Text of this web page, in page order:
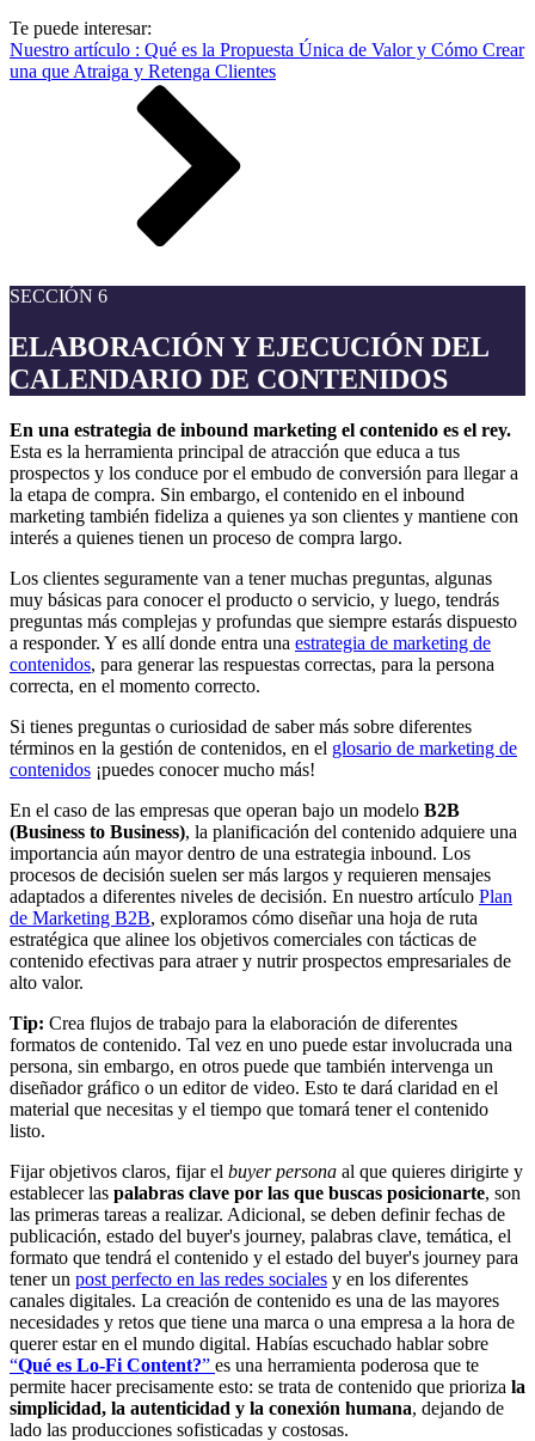
Te puede interesar:
Nuestro artículo : Qué es la Propuesta Única de Valor y Cómo Crear
una que Atraiga y Retenga Clientes
SECCIÓN 6
ELABORACIÓN Y EJECUCIÓN DEL
CALENDARIO DE CONTENIDOS
En una estrategia de inbound marketing el contenido es el rey.
Esta es la herramienta principal de atracción que educa a tus
prospectos y los conduce por el embudo de conversión para llegar a
la etapa de compra. Sin embargo, el contenido en el inbound
marketing también fideliza a quienes ya son clientes y mantiene con
interés a quienes tienen un proceso de compra largo.
Los clientes seguramente van a tener muchas preguntas, algunas
muy básicas para conocer el producto o servicio, y luego, tendrás
preguntas más complejas y profundas que siempre estarás dispuesto
a responder. Y es allí donde entra una estrategia de marketing de
contenidos, para generar las respuestas correctas, para la persona
correcta, en el momento correcto.
Si tienes preguntas o curiosidad de saber más sobre diferentes
términos en la gestión de contenidos, en el glosario de marketing de
contenidos ¡puedes conocer mucho más!
En el caso de las empresas que operan bajo un modelo B2B
(Business to Business), la planificación del contenido adquiere una
importancia aún mayor dentro de una estrategia inbound. Los
procesos de decisión suelen ser más largos y requieren mensajes
adaptados a diferentes niveles de decisión. En nuestro artículo Plan
de Marketing B2B, exploramos cómo diseñar una hoja de ruta
estratégica que alinee los objetivos comerciales con tácticas de
contenido efectivas para atraer y nutrir prospectos empresariales de
alto valor.
Tip: Crea flujos de trabajo para la elaboración de diferentes
formatos de contenido. Tal vez en uno puede estar involucrada una
persona, sin embargo, en otros puede que también intervenga un
diseñador gráfico o un editor de video. Esto te dará claridad en el
material que necesitas y el tiempo que tomará tener el contenido
listo.
Fijar objetivos claros, fijar el buyer persona al que quieres dirigirte y
establecer las palabras clave por las que buscas posicionarte, son
las primeras tareas a realizar. Adicional, se deben definir fechas de
publicación, estado del buyer's journey, palabras clave, temática, el
formato que tendrá el contenido y el estado del buyer's journey para
tener un post perfecto en las redes sociales y en los diferentes
canales digitales. La creación de contenido es una de las mayores
necesidades y retos que tiene una marca o una empresa a la hora de
querer estar en el mundo digital. Habías escuchado hablar sobre
“Qué es Lo-Fi Content?” es una herramienta poderosa que te
permite hacer precisamente esto: se trata de contenido que prioriza la
simplicidad, la autenticidad y la conexión humana, dejando de
lado las producciones sofisticadas y costosas.